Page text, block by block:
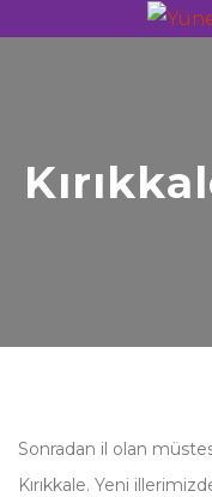
Sonradan il olan
Kırıkkale. Yeni